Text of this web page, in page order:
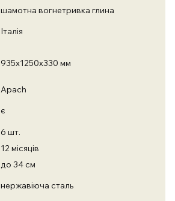
шамотна вогнетривка глина
Італія
935х1250х330 мм
Apach
є
6 шт.
12 місяців
до 34 см
нержавіюча сталь